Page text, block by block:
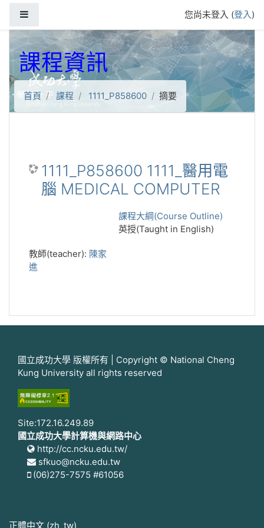
您尚未登入 (登入)
課程資訊
首頁 課程 1111_P858600 摘要
1111_P858600 1111_醫用電
腦 MEDICAL COMPUTER
課程大綱(Course Outline)
英授(Taught in English)
教師(teacher): 陳家
進
國立成功大學 版權所有 | Copyright © National Cheng
Kung University all rights reserved
Site:172.16.249.89
國立成功大學計算機與網路中心
http://cc.ncku.edu.tw/
sfkuo@ncku.edu.tw
(06)275-7575 #61056
正體中文 ‎(zh_tw)‎